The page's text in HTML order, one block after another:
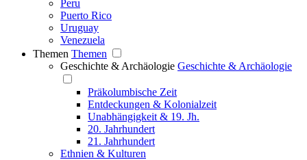
Peru
Puerto Rico
Uruguay
Venezuela
Themen Themen
Geschichte & Archäologie Geschichte & Archäologie
Präkolumbische Zeit
Entdeckungen & Kolonialzeit
Unabhängigkeit & 19. Jh.
20. Jahrhundert
21. Jahrhundert
Ethnien & Kulturen